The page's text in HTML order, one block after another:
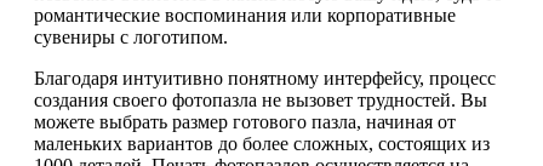
романтические воспоминания или корпоративные
сувениры с логотипом.
Благодаря интуитивно понятному интерфейсу, процесс
создания своего фотопазла не вызовет трудностей. Вы
можете выбрать размер готового пазла, начиная от
маленьких вариантов до более сложных, состоящих из